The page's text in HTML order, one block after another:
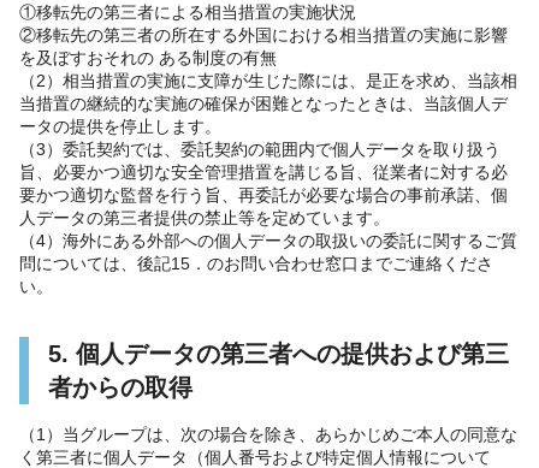
①移転先の第三者による相当措置の実施状況
②移転先の第三者の所在する外国における相当措置の実施に影響
を及ぼすおそれの ある制度の有無
（2）相当措置の実施に支障が生じた際には、是正を求め、当該相
当措置の継続的な実施の確保が困難となったときは、当該個人デ
ータの提供を停止します。
（3）委託契約では、委託契約の範囲内で個人データを取り扱う
旨、必要かつ適切な安全管理措置を講じる旨、従業者に対する必
要かつ適切な監督を行う旨、再委託が必要な場合の事前承諾、個
人データの第三者提供の禁止等を定めています。
（4）海外にある外部への個人データの取扱いの委託に関するご質
問については、後記15．のお問い合わせ窓口までご連絡くださ
い。
5. 個人データの第三者への提供および第三
者からの取得
（1）当グループは、次の場合を除き、あらかじめご本人の同意な
く第三者に個人データ（個人番号および特定個人情報について